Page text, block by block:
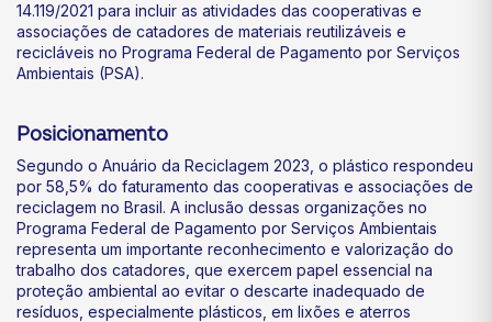
14.119/2021 para incluir as atividades das cooperativas e
associações de catadores de materiais reutilizáveis e
recicláveis no Programa Federal de Pagamento por Serviços
Ambientais (PSA).
Posicionamento
Segundo o Anuário da Reciclagem 2023, o plástico respondeu
por 58,5% do faturamento das cooperativas e associações de
reciclagem no Brasil. A inclusão dessas organizações no
Programa Federal de Pagamento por Serviços Ambientais
representa um importante reconhecimento e valorização do
trabalho dos catadores, que exercem papel essencial na
proteção ambiental ao evitar o descarte inadequado de
resíduos, especialmente plásticos, em lixões e aterros